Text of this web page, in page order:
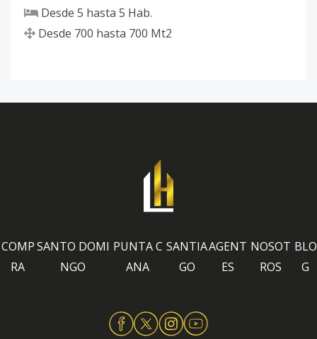
Desde 5 hasta 5 Hab.
Desde 700 hasta 700 Mt2
COMP
RA
SANTO DOMI
NGO
PUNTA C
ANA
SANTIA
GO
AGENT
ES
NOSOT
ROS
BLO
G